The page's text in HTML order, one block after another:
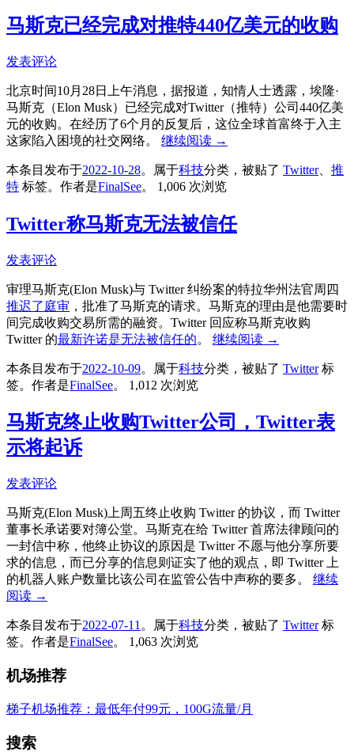
马斯克已经完成对推特440亿美元的收购
发表评论
北京时间10月28日上午消息，据报道，知情人士透露，埃隆·
马斯克（Elon Musk）已经完成对Twitter（推特）公司440亿美
元的收购。在经历了6个月的反复后，这位全球首富终于入主
这家陷入困境的社交网络。 继续阅读 →
本条目发布于2022-10-28。属于科技分类，被贴了 Twitter、 推
特 标签。 作者是FinalSee。 1,006 次浏览
Twitter称马斯克无法被信任
发表评论
审理马斯克(Elon Musk)与 Twitter 纠纷案的特拉华州法官周四
推迟了庭审 ，批准了马斯克的请求。马斯克的理由是他需要时
间完成收购交易所需的融资。Twitter 回应称马斯克收购
Twitter 的最新许诺是无法被信任的。 继续阅读 →
本条目发布于2022-10-09。属于科技分类，被贴了 Twitter标
签。 作者是FinalSee。 1,012 次浏览
马斯克终止收购Twitter公司，Twitter表
示将起诉
发表评论
马斯克(Elon Musk)上周五终止收购 Twitter 的协议，而 Twitter
董事长承诺要对簿公堂。马斯克在给 Twitter 首席法律顾问的
一封信中称，他终止协议的原因是 Twitter 不愿与他分享所要
求的信息，而已分享的信息则证实了他的观点，即 Twitter 上
的机器人账户数量比该公司在监管公告中声称的要多。 继续
阅读 →
本条目发布于2022-07-11 。属于科技分类，被贴了 Twitter标
签。 作者是FinalSee。 1,063 次浏览
机场推荐
梯子机场推荐：最低年付99元，100G流量/月
搜索